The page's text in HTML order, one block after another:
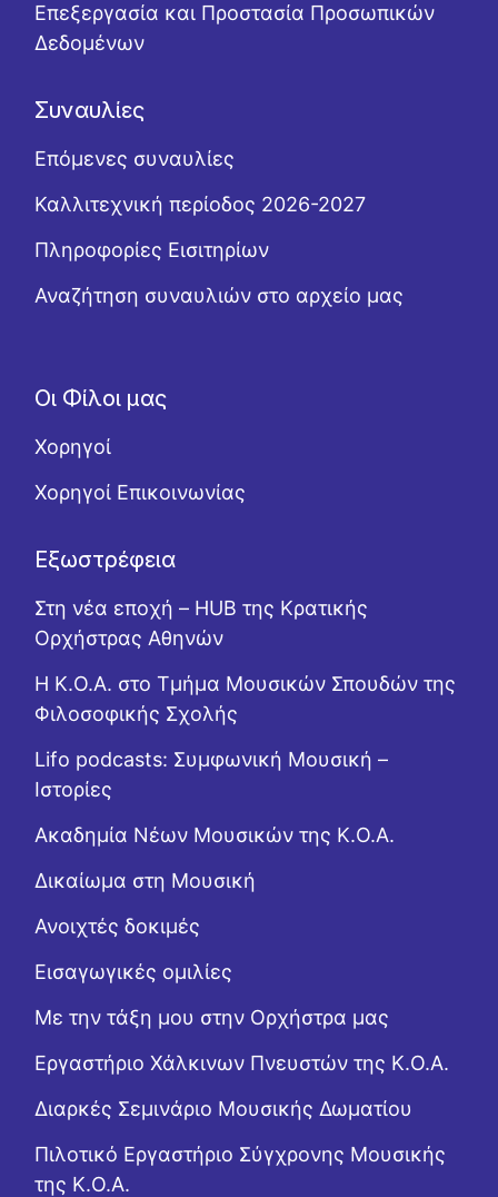
Επεξεργασία και Προστασία Προσωπικών
Δεδομένων
Συναυλίες
Επόμενες συναυλίες
Καλλιτεχνική περίοδος 2026-2027
Πληροφορίες Εισιτηρίων
Αναζήτηση συναυλιών στο αρχείο μας
Οι Φίλοι μας
Χορηγοί
Χορηγοί Επικοινωνίας
Εξωστρέφεια
Στη νέα εποχή – HUB της Κρατικής
Ορχήστρας Αθηνών
Η Κ.Ο.Α. στο Τμήμα Μουσικών Σπουδών της
Φιλοσοφικής Σχολής
Lifo podcasts: Συμφωνική Μουσική –
Ιστορίες
Ακαδημία Νέων Μουσικών της Κ.Ο.Α.
Δικαίωμα στη Μουσική
Ανοιχτές δοκιμές
Εισαγωγικές ομιλίες
Με την τάξη μου στην Ορχήστρα μας
Εργαστήριo Χάλκινων Πνευστών της Κ.Ο.Α.
Διαρκές Σεμινάριο Μουσικής Δωματίου
Πιλοτικό Εργαστήριο Σύγχρονης Μουσικής
της Κ.Ο.Α.